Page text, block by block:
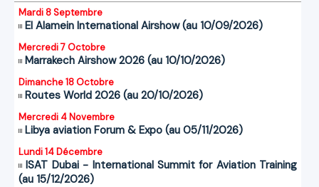
Mardi 8 Septembre
El Alamein International Airshow (au 10/09/2026)
Mercredi 7 Octobre
Marrakech Airshow 2026 (au 10/10/2026)
Dimanche 18 Octobre
Routes World 2026 (au 20/10/2026)
Mercredi 4 Novembre
Libya aviation Forum & Expo (au 05/11/2026)
Lundi 14 Décembre
ISAT Dubai - International Summit for Aviation Training
(au 15/12/2026)